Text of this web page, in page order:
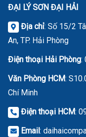
ĐẠI LÝ SƠN ĐẠI HẢI
Địa chỉ: Số 15/2
An, TP. Hải Phòng
Điện thoại Hải Phòng:
Văn Phòng HCM:
Chí Minh
Điện thoại HCM:
Email: